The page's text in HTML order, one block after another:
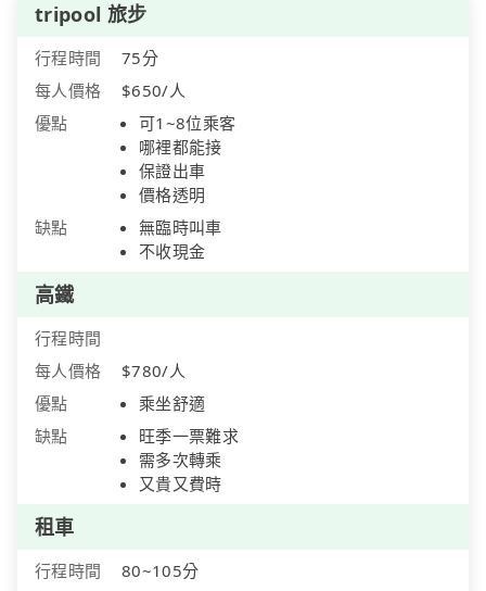
tripool 旅步
行程時間
75分
每人價格
$650/人
優點
可1~8位乘客
哪裡都能接
保證出車
價格透明
缺點
無臨時叫車
不收現金
高鐵
行程時間
每人價格
$780/人
優點
乘坐舒適
缺點
旺季一票難求
需多次轉乘
又貴又費時
租車
行程時間
80~105分